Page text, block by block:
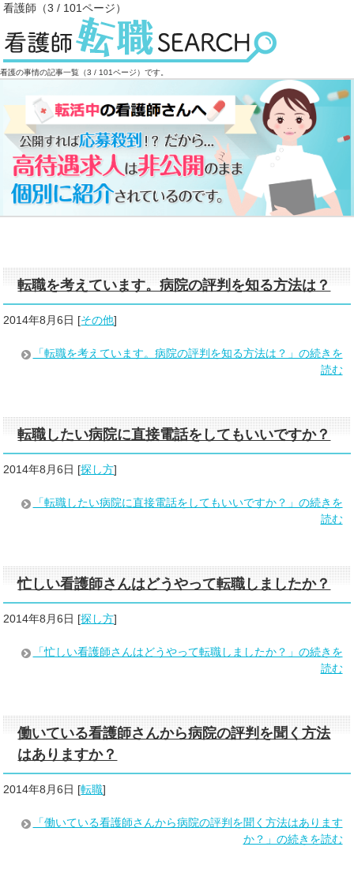
看護師（3 / 101ページ）
看護の事情の記事一覧（3 / 101ページ）です。
転職を考えています。病院の評判を知る方法は？
2014年8月6日 [その他]
「転職を考えています。病院の評判を知る方法は？」の続きを
読む
転職したい病院に直接電話をしてもいいですか？
2014年8月6日 [探し方]
「転職したい病院に直接電話をしてもいいですか？」の続きを
読む
忙しい看護師さんはどうやって転職しましたか？
2014年8月6日 [探し方]
「忙しい看護師さんはどうやって転職しましたか？」の続きを
読む
働いている看護師さんから病院の評判を聞く方法
はありますか？
2014年8月6日 [転職]
「働いている看護師さんから病院の評判を聞く方法はあります
か？」の続きを読む